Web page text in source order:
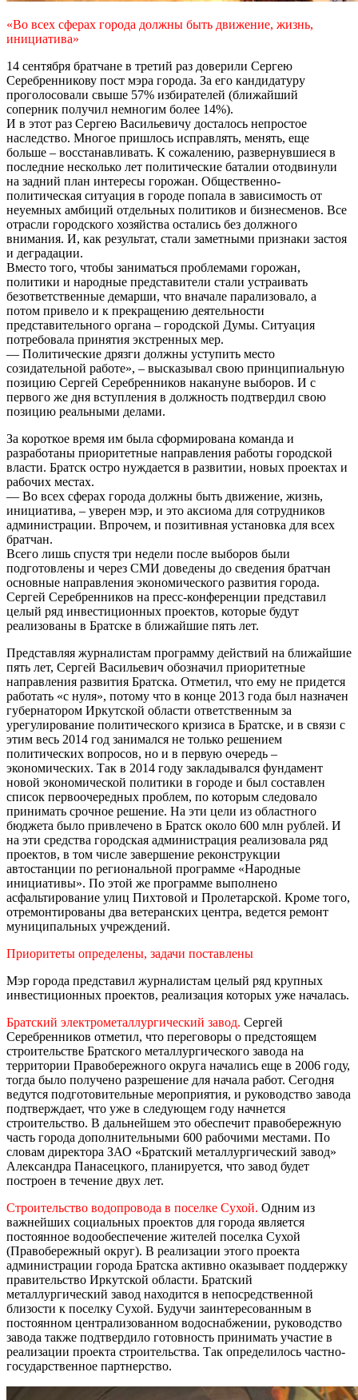
«Во всех сферах города должны быть движение, жизнь,
инициатива»
14 сентября братчане в третий раз доверили Сергею
Серебренникову пост мэра города. За его кандидатуру
проголосовали свыше 57% избирателей (ближайший
соперник получил немногим более 14%).
И в этот раз Сергею Васильевичу досталось непростое
наследство. Многое пришлось исправлять, менять, еще
больше – восстанавливать. К сожалению, развернувшиеся в
последние несколько лет политические баталии отодвинули
на задний план интересы горожан. Общественно-
политическая ситуация в городе попала в зависимость от
неуемных амбиций отдельных политиков и бизнесменов. Все
отрасли городского хозяйства остались без должного
внимания. И, как результат, стали заметными признаки застоя
и деградации.
Вместо того, чтобы заниматься проблемами горожан,
политики и народные представители стали устраивать
безответственные демарши, что вначале парализовало, а
потом привело и к прекращению деятельности
представительного органа – городской Думы. Ситуация
потребовала принятия экстренных мер.
— Политические дрязги должны уступить место
созидательной работе», – высказывал свою принципиальную
позицию Сергей Серебренников накануне выборов. И с
первого же дня вступления в должность подтвердил свою
позицию реальными делами.
За короткое время им была сформирована команда и
разработаны приоритетные направления работы городской
власти. Братск остро нуждается в развитии, новых проектах и
рабочих местах.
— Во всех сферах города должны быть движение, жизнь,
инициатива, – уверен мэр, и это аксиома для сотрудников
администрации. Впрочем, и позитивная установка для всех
братчан.
Всего лишь спустя три недели после выборов были
подготовлены и через СМИ доведены до сведения братчан
основные направления экономического развития города.
Сергей Серебренников на пресс-конференции представил
целый ряд инвестиционных проектов, которые будут
реализованы в Братске в ближайшие пять лет.
Представляя журналистам программу действий на ближайшие
пять лет, Сергей Васильевич обозначил приоритетные
направления развития Братска. Отметил, что ему не придется
работать «с нуля», потому что в конце 2013 года был назначен
губернатором Иркутской области ответственным за
урегулирование политического кризиса в Братске, и в связи с
этим весь 2014 год занимался не только решением
политических вопросов, но и в первую очередь –
экономических. Так в 2014 году закладывался фундамент
новой экономической политики в городе и был составлен
список первоочередных проблем, по которым следовало
принимать срочное решение. На эти цели из областного
бюджета было привлечено в Братск около 600 млн рублей. И
на эти средства городская администрация реализовала ряд
проектов, в том числе завершение реконструкции
автостанции по региональной программе «Народные
инициативы». По этой же программе выполнено
асфальтирование улиц Пихтовой и Пролетарской. Кроме того,
отремонтированы два ветеранских центра, ведется ремонт
муниципальных учреждений.
Приоритеты определены, задачи поставлены
Мэр города представил журналистам целый ряд крупных
инвестиционных проектов, реализация которых уже началась.
Братский электрометаллургический завод. Сергей
Серебренников отметил, что переговоры о предстоящем
строительстве Братского металлургического завода на
территории Правобережного округа начались еще в 2006 году,
тогда было получено разрешение для начала работ. Сегодня
ведутся подготовительные мероприятия, и руководство завода
подтверждает, что уже в следующем году начнется
строительство. В дальнейшем это обеспечит правобережную
часть города дополнительными 600 рабочими местами. По
словам директора ЗАО «Братский металлургический завод»
Александра Панасецкого, планируется, что завод будет
построен в течение двух лет.
Строительство водопровода в поселке Сухой. Одним из
важнейших социальных проектов для города является
постоянное водообеспечение жителей поселка Сухой
(Правобережный округ). В реализации этого проекта
администрации города Братска активно оказывает поддержку
правительство Иркутской области. Братский
металлургический завод находится в непосредственной
близости к поселку Сухой. Будучи заинтересованным в
постоянном централизованном водоснабжении, руководство
завода также подтвердило готовность принимать участие в
реализации проекта строительства. Так определилось частно-
государственное партнерство.